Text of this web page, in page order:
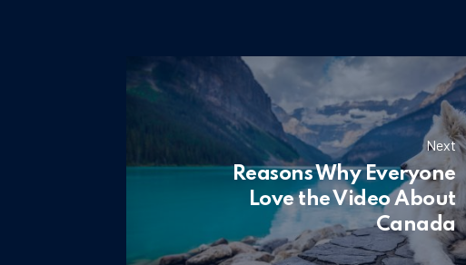
Next
Reasons Why Everyone
Love the Video About
Canada